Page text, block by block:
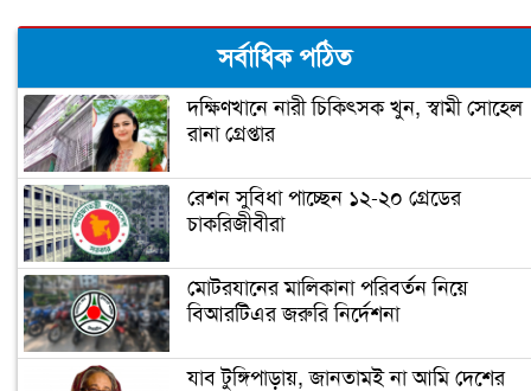
ঘর ভাঙতে বসেছে ট্রাম্পের!
জিতেই প্রথম যে কাজটি করলেন বাইডেন
‘গ্রেফতার হতে পারেন ডোনাল্ড ট্রাম্প’
ইলেকট্রনিক পদ্ধতি ব্যবহার করা হয়েছে’
সর্বাধিক পঠিত
দক্ষিণখানে নারী চিকিৎসক খুন, স্বামী সোহেল
রানা গ্রেপ্তার
রেশন সুবিধা পাচ্ছেন ১২-২০ গ্রেডের
চাকরিজীবীরা
মোটরযানের মালিকানা পরিবর্তন নিয়ে
বিআরটিএর জরুরি নির্দেশনা
যাব টুঙ্গিপাড়ায়, জানতামই না আমি দেশের